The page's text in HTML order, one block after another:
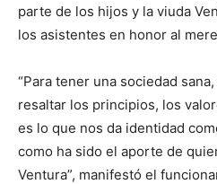
parte de los hijos y la viuda
los asistentes en honor al
“Para tener una sociedad
resaltar los principios, los
es lo que nos da identidad
como ha sido el aporte de
Ventura”, manifestó el